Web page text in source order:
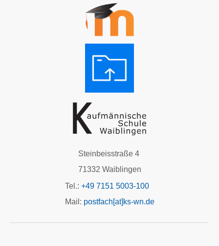
Steinbeisstraße 4
71332 Waiblingen
Tel.: +49 7151 5003-100
Mail: postfach[at]ks-wn.de